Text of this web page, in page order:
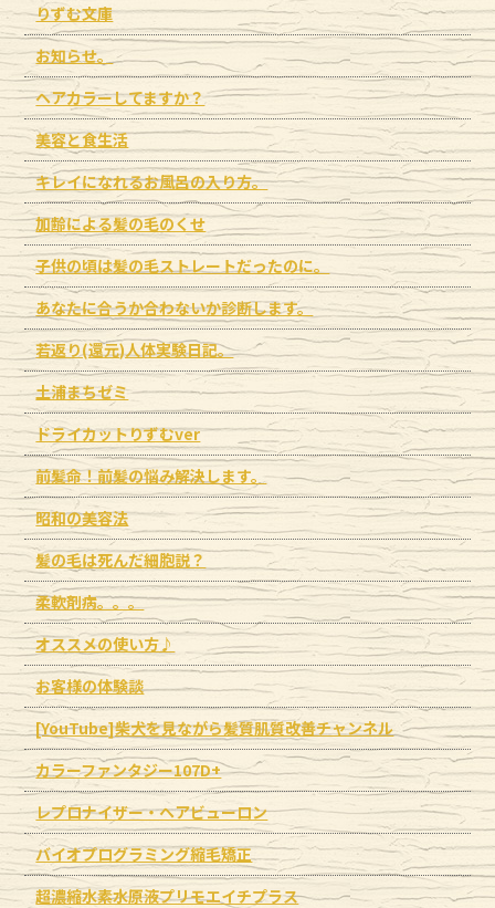
りずむ文庫
お知らせ。
ヘアカラーしてますか？
美容と食生活
キレイになれるお風呂の入り方。
加齢による髪の毛のくせ
子供の頃は髪の毛ストレートだったのに。
あなたに合うか合わないか診断します。
若返り(還元)人体実験日記。
土浦まちゼミ
ドライカットりずむver
前髪命！前髪の悩み解決します。
昭和の美容法
髪の毛は死んだ細胞説？
柔軟剤病。。。
オススメの使い方♪
お客様の体験談
[YouTube]柴犬を見ながら髪質肌質改善チャンネル
カラーファンタジー107D+
レプロナイザー・ヘアビューロン
バイオプログラミング縮毛矯正
超濃縮水素水原液プリモエイチプラス